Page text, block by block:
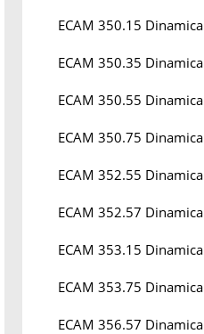
ECAM 350.15 Dinamica
ECAM 350.35 Dinamica
ECAM 350.55 Dinamica
ECAM 350.75 Dinamica
ECAM 352.55 Dinamica
ECAM 352.57 Dinamica
ECAM 353.15 Dinamica
ECAM 353.75 Dinamica
ECAM 356.57 Dinamica